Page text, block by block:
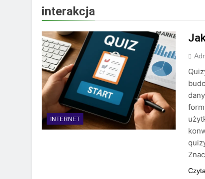
interakcja
INTERNET